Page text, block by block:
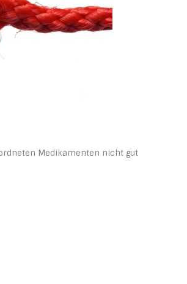
Medikamenten nicht gut